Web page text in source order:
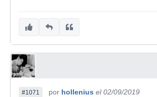
#1071 por hollenius el 02/09/2019